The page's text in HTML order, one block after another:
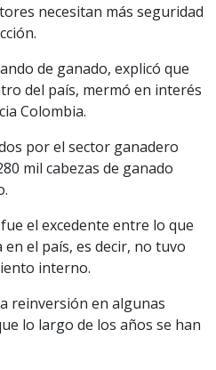
necesitan más seguridad
de ganado, explicó que
del país, mermó en interés
Colombia.
por el sector ganadero
mil cabezas de ganado
el excedente entre lo que
el país, es decir, no tuvo
interno.
reinversión en algunas
lo largo de los años se han